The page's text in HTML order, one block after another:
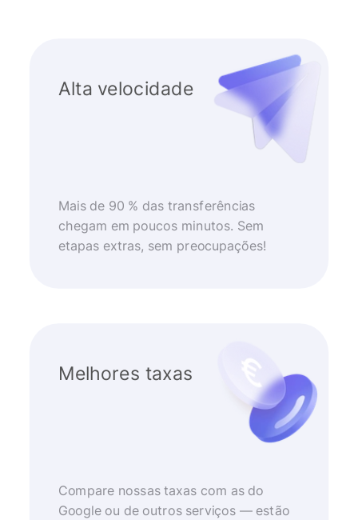
Alta velocidade
Mais de 90 % das transferências
chegam em poucos minutos. Sem
etapas extras, sem preocupações!
Melhores taxas
Compare nossas taxas com as do
Google ou de outros serviços — estão